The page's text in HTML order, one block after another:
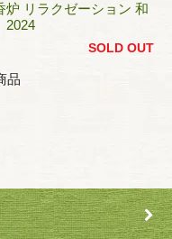
炉 リラクゼーション 和
SOLD OUT
品